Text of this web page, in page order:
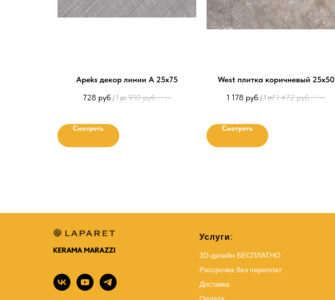
Apeks декор линии A 25х75
728 руб / 1 pc 910 руб / 1 pc
Смотреть
West плитка коричневый 25х50
1 178 руб / 1 m² 1 472 руб / 1 m²
Смотреть
Услуги:
3D-дизайн БЕСПЛАТНО
Рассрочка без переплат
Доставка